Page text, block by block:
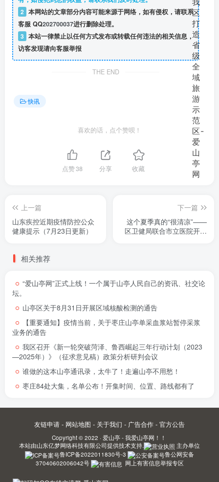
2 本网站的文章部分内容可能来源于网络，如有侵权，请联系
客服 QQ202700037进行删除处理。
3 本站一律禁止以任何方式发布或转载任何违法的相关信息，
访客发现请向客服举报
THE END
快讯
喜欢的话，点个赞呗！
点赞38 分享 收藏
上一篇
山东疾控近期疫情防控公众
健康提示（7月23日更新）
下一篇
这个夏季真的“很清凉”——
区卫健局联合市立医院开展
相关推荐
“爱山亭网”正式上线！一个属于山亭人民自己的资讯、社交论
坛。
山亭区关于8月31日开展区域核酸检测的通告
【重要通知】疫情当前，关于枣庄山亭单采血浆站暂停采浆
业务的通告
我区召开《新一轮突破菏泽、鲁西崛起三年行动计划（2023
—2025年）》（征求意见稿）政策分析研判会议
谁做的这本山亭通讯录，太牛了！走遍山亭不用愁！
枣庄84处大集，名单公布！开集时间、位置、路线都有了
友链申请 - 网站地图 - 关于我们 - 广告合作 - 官方公告
Copyright © 2022 · 爱山亭 - 我爱山亭网！！
本站由山东亿梦网络科技有限公司提供技术支持.
主办单位
鲁ICP备2022011830号-3
鲁公网安备
37040602006042号
网上有害信息举报专区